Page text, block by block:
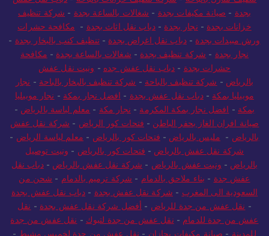
تنظيف منازل بالباحة
شركة تنظيف خزانات بالباحة
دباب نقل عفش
بجدة- صيانة مكيفات بجدة شغالات بالساعة بجدة - شركة تنظيف
خزانات بجدة
نجار بجدة - دباب نقل اثاث بجدة
مكافحة حشرات
ورش مبيدات بجدة
- دباب نقل اغراض بجدة تنظيف كنب بالبخار بجدة
نجار بجدة
- شركة تنظيف بجدة شغالات بالساعة بجدة
حشرات بجدة - دباب نقل عفش جده -
ونيت نقل عفش
بالرياض - شركة تنظيف بالباحة شركة تنظيف بالبخار بالباحة
نجار
موبيليا بمكة
دباب نقل عفش بجدة -افضل نجار بمكة-
نجار موبيليا
بمكة
- افضل نجار بمكة المكرمة -نجار مكة -معلم لياسة بالرياض
صيانة افران الغاز بحفر الباطن - فتحات كور الرياض -
شركة نقل عفش
بالرياض- مليس بالرياض - فتحات كور بالرياض - معلم لياسة الرياض
شركة نقل عفش بالرياض
فتحات كور بالرياض-
ونيت توصيل
بالرياض
ونيت عفش بالرياض - شركة نقل عفش بالرياض
عفش جدة
-بناء ملاحق بالدمام- شركة ترميم بالدمام -
شحن من
السعودية الى المغرب
-شركة نقل عفش بجدة -دباب نقل عفش بجدة
نقل عفش من جدة للرياض أفضل شركة نقل عفش بجدة
عفش من جدة للدمام- نقل عفش من جدة لتبوك
نقل عفش من جدة